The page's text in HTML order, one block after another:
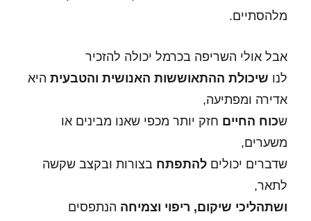
מלהסתיים.
אבל אולי השריפה בכרמל יכולה להזכיר
לנו שיכולת ההתאוששות האנושית והטבעית היא
אדירה ומפתיעה,
שכוח החיים חזק יותר מכפי שאנו מבינים או
משערים,
שדברים יכוליםלהתפתח בצורות ובקצב שקשה
לתאר,
ושתהליכי שיקום, ריפוי וצמיחה הנתפסים